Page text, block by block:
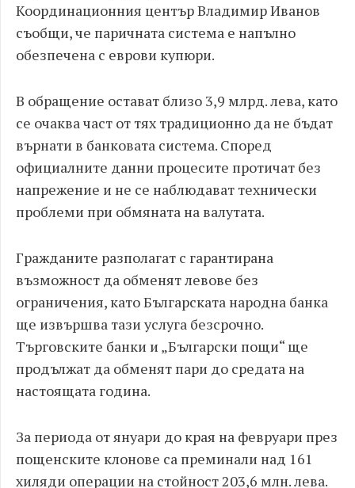
Координационния център Владимир Иванов
съобщи, че паричната система е напълно
обезпечена с еврови купюри.
В обращение остават близо 3,9 млрд. лева, като
се очаква част от тях традиционно да не бъдат
върнати в банковата система. Според
официалните данни процесите протичат без
напрежение и не се наблюдават технически
проблеми при обмяната на валутата.
Гражданите разполагат с гарантирана
възможност да обменят левове без
ограничения, като Българската народна банка
ще извършва тази услуга безсрочно.
Търговските банки и „Български пощи“ ще
продължат да обменят пари до средата на
настоящата година.
За периода от януари до края на февруари през
пощенските клонове са преминали над 161
хиляди операции на стойност 203,6 млн. лева.